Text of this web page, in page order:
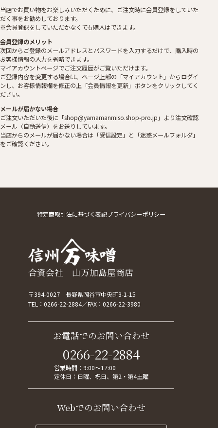
当店でお買い物をお楽しみいただくために、ご注文時に会員登録をしていた
だく事をお勧めしております。
※会員登録をしていただかなくても購入はできます。
会員登録のメリット
次回からご登録のメールアドレスとパスワードを入力するだけで、購入時の
お客様情報の入力を省略できます。
マイアカウントページでご注文履歴がご覧いただけます。
ご登録内容を変更する場合は、ページ上部の「マイアカウント」からログイ
ンし、お客様情報欄を修正の上「会員情報を更新」ボタンをクリックしてく
ださい。
メールが届かない場合
ご注文いただいた後に「shop@yamamanmiso.shop-pro.jp」より注文確認
メール（自動送信）をお送りしています。
当店からのメールが届かない場合は「受信設定」と「迷惑メールフォルダ」
をご確認ください。
特定商取引法に基づく表記プライバシーポリシー
合資会社 山万加島屋商店
〒394-0027 長野県岡谷市中央町3-1-15
TEL： 0266-22-2884 FAX：0266-22-3980
お電話でのお問い合わせ
0266-22-2884
営業時間：9:00～17:00
定休日：日曜、祝日、第2・第4土曜
Webでのお問い合わせ